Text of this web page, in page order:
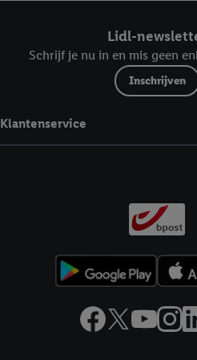
Lidl-
Schrijf je nu in en mis geen
Inschrijven
Klantenservice